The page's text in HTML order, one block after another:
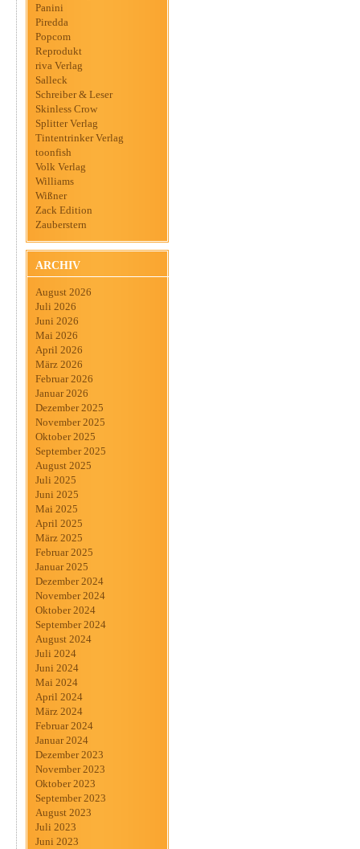
Panini
Piredda
Popcom
Reprodukt
riva Verlag
Salleck
Schreiber & Leser
Skinless Crow
Splitter Verlag
Tintentrinker Verlag
toonfish
Volk Verlag
Williams
Wißner
Zack Edition
Zauberstern
ARCHIV
August 2026
Juli 2026
Juni 2026
Mai 2026
April 2026
März 2026
Februar 2026
Januar 2026
Dezember 2025
November 2025
Oktober 2025
September 2025
August 2025
Juli 2025
Juni 2025
Mai 2025
April 2025
März 2025
Februar 2025
Januar 2025
Dezember 2024
November 2024
Oktober 2024
September 2024
August 2024
Juli 2024
Juni 2024
Mai 2024
April 2024
März 2024
Februar 2024
Januar 2024
Dezember 2023
November 2023
Oktober 2023
September 2023
August 2023
Juli 2023
Juni 2023